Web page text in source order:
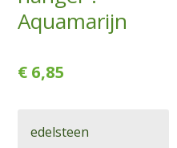
Aquamarijn
€ 6,85
edelsteen